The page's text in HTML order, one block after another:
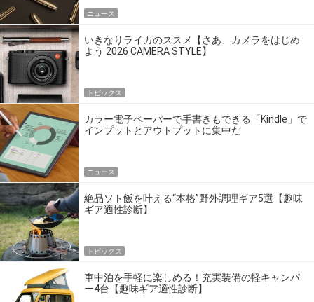
ニュース
いきなりライカのススメ【さあ、カメラをはじめ
よう 2026 CAMERA STYLE】
トピックス
カラー電子ペーパーで手書きもできる「Kindle」で
インプットとアウトプットに集中だ
ニュース
絶品ソト飯を叶える“本格”野外調理ギア5選【趣味
ギア適性診断】
トピックス
車中泊を手軽に楽しめる！充実装備の軽キャンパ
ー4台【趣味ギア適性診断】